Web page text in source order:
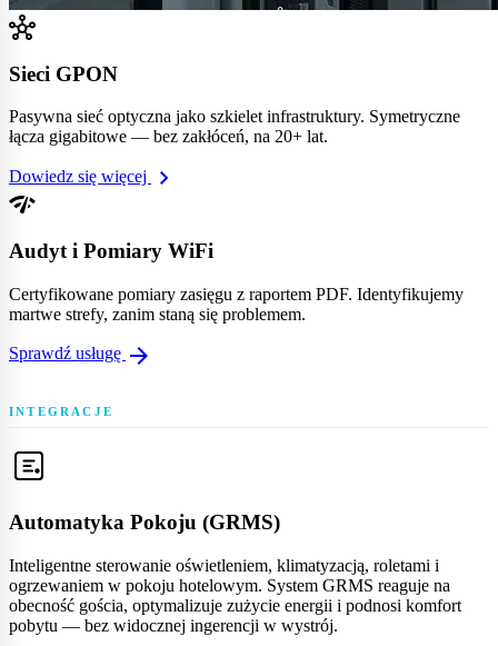
hub
Sieci GPON
Pasywna sieć optyczna jako szkielet infrastruktury. Symetryczne
łącza gigabitowe — bez zakłóceń, na 20+ lat.
Dowiedz się więcej
chevron_right
network_check
Audyt i Pomiary WiFi
Certyfikowane pomiary zasięgu z raportem PDF. Identyfikujemy
martwe strefy, zanim staną się problemem.
Sprawdź usługę arrow_forward
Automatyka Pokoju (GRMS)
Inteligentne sterowanie oświetleniem, klimatyzacją, roletami i
ogrzewaniem w pokoju hotelowym. System GRMS reaguje na
obecność gościa, optymalizuje zużycie energii i podnosi komfort
pobytu — bez widocznej ingerencji w wystrój.